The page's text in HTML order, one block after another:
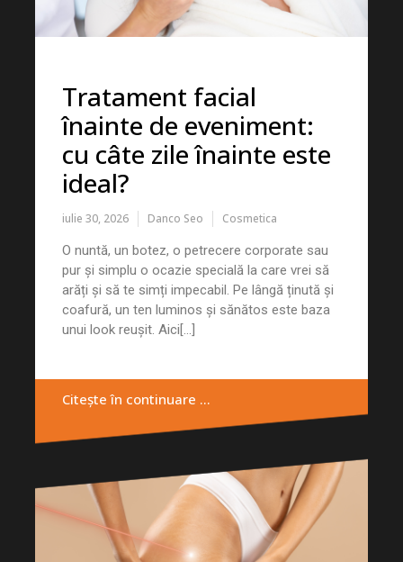
Tratament facial
înainte de eveniment:
cu câte zile înainte este
ideal?
iulie 30, 2026 Danco Seo Cosmetica
O nuntă, un botez, o petrecere corporate sau
pur și simplu o ocazie specială la care vrei să
arăți și să te simți impecabil. Pe lângă ținută și
coafură, un ten luminos și sănătos este baza
unui look reușit. Aici[...]
Citește în continuare …